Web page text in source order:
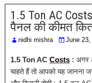
1.5 Ton AC
पैनल की कीमत
nidhi mishra June 23,
1.5 Ton AC Costs : अगर
चाहते हैं तो आपको यह जानना